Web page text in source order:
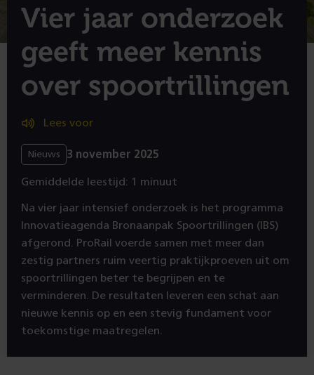
Vier jaar onderzoek
geeft meer kennis
over spoortrillingen
Lees voor
Nieuws 3 november 2025
Gemiddelde leestijd: 1 minuut
Na vier jaar intensief onderzoek is het programma
Innovatieagenda Bronaanpak Spoortrillingen (IBS)
afgerond. ProRail voerde samen met meer dan
zestig partners ruim veertig praktijkproeven uit om
spoortrillingen beter te begrijpen en te
verminderen. De resultaten leveren een schat aan
nieuwe kennis op en een stevig fundament voor
toekomstige maatregelen.